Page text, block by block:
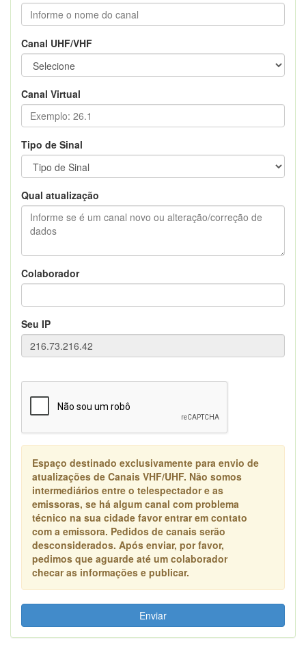
Canal UHF/VHF
Canal Virtual
Tipo de Sinal
Qual atualização
Colaborador
Seu IP
Espaço destinado exclusivamente para envio de
atualizações de Canais VHF/UHF. Não somos
intermediários entre o telespectador e as
emissoras, se há algum canal com problema
técnico na sua cidade favor entrar em contato
com a emissora. Pedidos de canais serão
desconsiderados. Após enviar, por favor,
pedimos que aguarde até um colaborador
checar as informações e publicar.
Enviar